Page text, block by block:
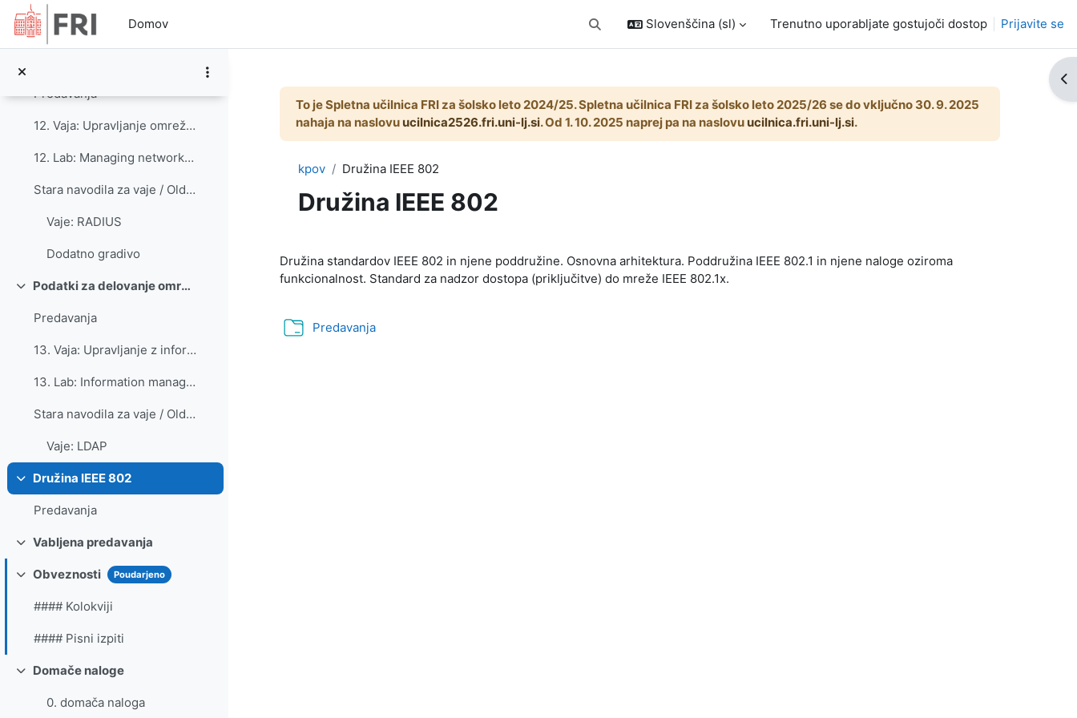
Preskoči na glavno vsebino
Domov
Preklopi iskalni vnos
Slovenščina ‎(sl)‎ Trenutno uporabljate gostujoči dostop Prijavite se
Dodatno gradivo
Skrči
Predavanja
12. Vaja: Upravljanje omrežij z protokolom RADIUS
12. Lab: Managing networks with the RADIUS protocol
Stara navodila za vaje / Old instructions for labs... (kopiraj) (kopiraj) (kopiraj) (kopiraj)
Vaje: RADIUS
Dodatno gradivo
Skrči Podatki za delovanje omrežja
Predavanja
13. Vaja: Upravljanje z informacijami v omrežju
13. Lab: Information management in the network
Stara navodila za vaje / Old instructions for labs... (kopiraj) (kopiraj) (kopiraj) (kopiraj) (kopiraj)
Vaje: LDAP
SkrčiDružina IEEE 802
Predavanja
SkrčiVabljena predavanja
SkrčiObveznosti Poudarjeno
#### Kolokviji
#### Pisni izpiti
SkrčiDomače naloge
0. domača naloga
To je Spletna učilnica FRI za šolsko leto 2024/25. Spletna učilnica FRI za šolsko leto 2025/26 se do vključno 30. 9. 2025
nahaja na naslovu ucilnica2526.fri.uni-lj.si. Od 1. 10. 2025 naprej pa na naslovu ucilnica.fri.uni-lj.si.
kpov Družina IEEE 802
Družina IEEE 802
Osnutek odseka
Družina standardov IEEE 802 in njene poddružine. Osnovna arhitektura. Poddružina IEEE 802.1 in njene naloge oziroma
funkcionalnost. Standard za nadzor dostopa (priključitve) do mreže IEEE 802.1x.
PredavanjaMapa